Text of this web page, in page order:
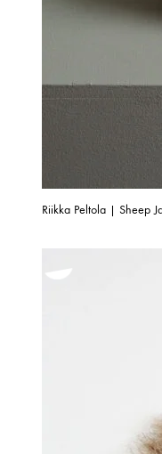
Riikka Peltola | Sheep